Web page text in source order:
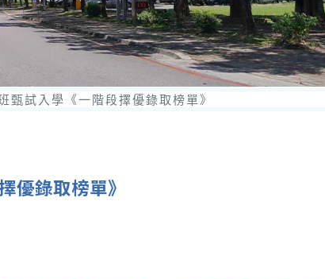
甄試入學《一階段擇優錄取榜單》
優錄取榜單》